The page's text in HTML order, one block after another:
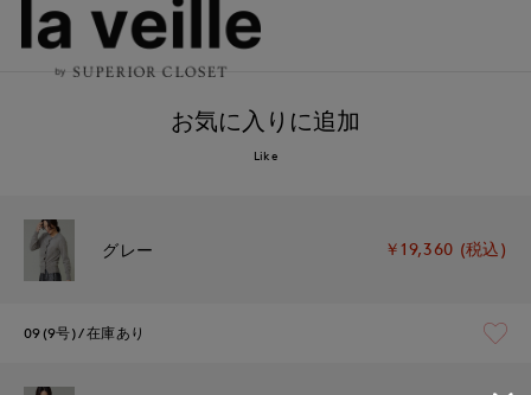
お気に入りに追加
Like
グレー ￥19,360 (税込)
09(9号) 在庫あり